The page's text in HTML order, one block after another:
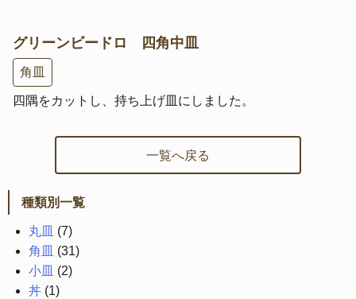
グリーンビードロ 四角中皿
角皿
四隅をカットし、持ち上げ皿にしました。
一覧へ戻る
種類別一覧
丸皿 (7)
角皿 (31)
小皿 (2)
丼(1)